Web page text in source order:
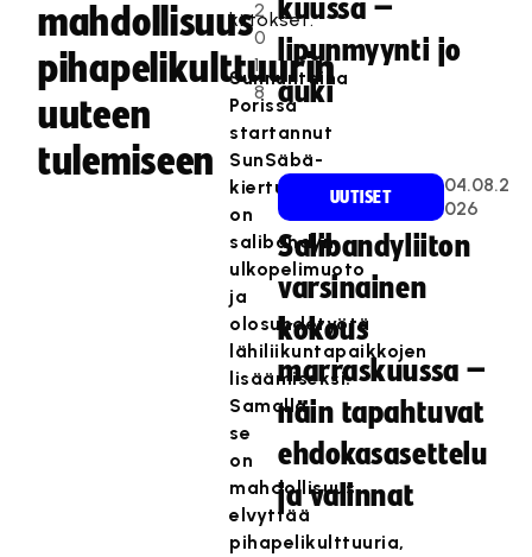
mahdollisuus
pihapelikulttuurin
uuteen
tulemiseen
2
0
1
8
kiitokset.
Sunnuntaina
Porissa
startannut
SunSäbä-
kiertue
on
salibandyn
ulkopelimuoto
ja
olosuhdetyötä
lähiliikuntapaikkojen
lisäämiseksi.
Samalla
se
on
mahdollisuus
elvyttää
pihapelikulttuuria,
kuussa –
lipunmyynti jo
auki
UUTISET
04.08.2
026
Salibandyliiton
varsinainen
kokous
marraskuussa –
näin tapahtuvat
ehdokasasettelu
ja valinnat